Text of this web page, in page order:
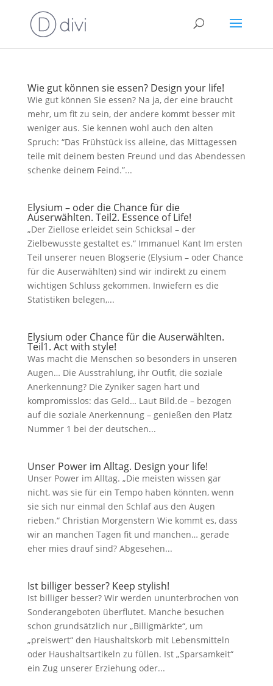
Wie gut können sie essen? Design your life!
Wie gut können Sie essen? Na ja, der eine braucht
mehr, um fit zu sein, der andere kommt besser mit
weniger aus. Sie kennen wohl auch den alten
Spruch: “Das Frühstück iss alleine, das Mittagessen
teile mit deinem besten Freund und das Abendessen
schenke deinem Feind.”...
Elysium – oder die Chance für die
Auserwählten. Teil2. Essence of Life!
„Der Ziellose erleidet sein Schicksal – der
Zielbewusste gestaltet es.“ Immanuel Kant Im ersten
Teil unserer neuen Blogserie (Elysium – oder Chance
für die Auserwählten) sind wir indirekt zu einem
wichtigen Schluss gekommen. Inwiefern es die
Statistiken belegen,...
Elysium oder Chance für die Auserwählten.
Teil1. Act with style!
Was macht die Menschen so besonders in unseren
Augen… Die Ausstrahlung, ihr Outfit, die soziale
Anerkennung? Die Zyniker sagen hart und
kompromisslos: das Geld… Laut Bild.de – bezogen
auf die soziale Anerkennung – genießen den Platz
Nummer 1 bei der deutschen...
Unser Power im Alltag. Design your life!
Unser Power im Alltag. „Die meisten wissen gar
nicht, was sie für ein Tempo haben könnten, wenn
sie sich nur einmal den Schlaf aus den Augen
rieben.“ Christian Morgenstern Wie kommt es, dass
wir an manchen Tagen fit und manchen… gerade
eher mies drauf sind? Abgesehen...
Ist billiger besser? Keep stylish!
Ist billiger besser? Wir werden ununterbrochen von
Sonderangeboten überflutet. Manche besuchen
schon grundsätzlich nur „Billigmärkte“, um
„preiswert“ den Haushaltskorb mit Lebensmitteln
oder Haushaltsartikeln zu füllen. Ist „Sparsamkeit“
ein Zug unserer Erziehung oder...